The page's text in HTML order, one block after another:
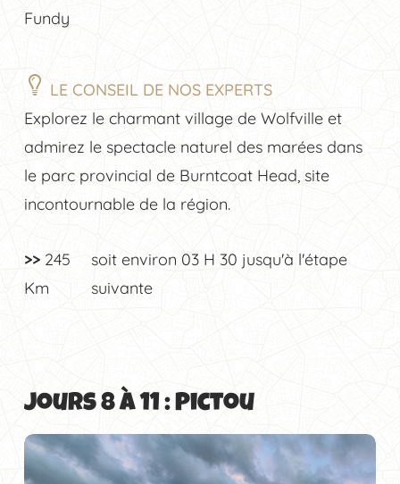
Fundy
LE CONSEIL DE NOS EXPERTS
Explorez le charmant village de Wolfville et
admirez le spectacle naturel des marées dans
le parc provincial de Burntcoat Head, site
incontournable de la région.
>> 245
Km
soit environ 03 H 30 jusqu'à l'étape
suivante
Jours 8 à 11 : Pictou